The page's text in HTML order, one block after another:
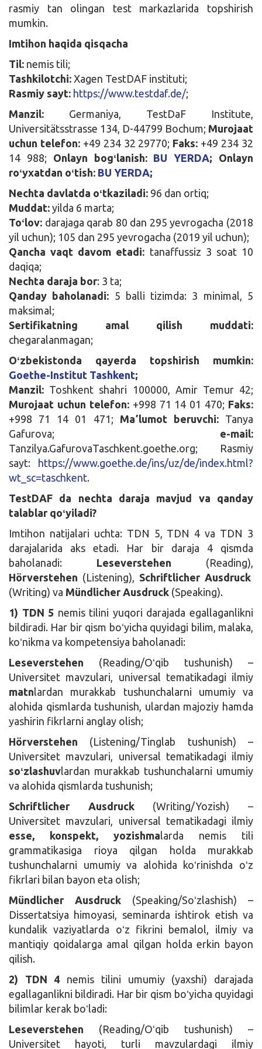
rasmiy tan olingan test markazlarida topshirish
mumkin.
Imtihon haqida qisqacha
Til: nemis tili;
Tashkilotchi: Xagen TestDAF instituti;
Rasmiy sayt: https://www.testdaf.de/;
Manzil: Germaniya, TestDaF Institute,
Universitätsstrasse 134, D-44799 Bochum; Murojaat
uchun telefon:+49 234 32 29770; Faks: +49 234 32
14 988; Onlayn bogʻlanish: BU YERDA; Onlayn
roʻyxatdan oʻtish: BU YERDA;
Nechta davlatda oʻtkaziladi: 96 dan ortiq;
Muddat: yilda 6 marta;
Toʻlov: darajaga qarab 80 dan 295 yevrogacha (2018
yil uchun); 105 dan 295 yevrogacha (2019 yil uchun);
Qancha vaqt davom etadi: tanaffussiz 3 soat 10
daqiqa;
Nechta daraja bor: 3 ta;
Qanday baholanadi: 5 balli tizimda: 3 minimal, 5
maksimal;
Sertifikatning amal qilish muddati:
chegaralanmagan;
Oʻzbekistonda qayerda topshirish mumkin:
Goethe-Institut Tashkent;
Manzil: Toshkent shahri 100000, Amir Temur 42;
Murojaat uchun telefon: +998 71 14 01 470; Faks:
+998 71 14 01 471; Maʼlumot beruvchi: Tanya
Gafurova; e-mail:
Tanzilya.GafurovaTaschkent.goethe.org; Rasmiy
sayt: https://www.goethe.de/ins/uz/de/index.html?
wt_sc=taschkent.
TestDAF da nechta daraja mavjud va qanday
talablar qoʻyiladi?
Imtihon natijalari uchta: TDN 5, TDN 4 va TDN 3
darajalarida aks etadi. Har bir daraja 4 qismda
baholanadi: Leseverstehen (Reading),
Hörverstehen (Listening),
Schriftlicher Ausdruck
(Writing) va Mündlicher Ausdruck (Speaking).
1) TDN 5 nemis tilini yuqori darajada egallaganlikni
bildiradi. Har bir qism boʻyicha quyidagi bilim, malaka,
koʻnikma va kompetensiya baholanadi:
Leseverstehen (Reading/Oʻqib tushunish) –
Universitet mavzulari, universal tematikadagi ilmiy
matnlardan murakkab tushunchalarni umumiy va
alohida qismlarda tushunish, ulardan majoziy hamda
yashirin fikrlarni anglay olish;
Hörverstehen (Listening/Tinglab tushunish) –
Universitet mavzulari, universal tematikadagi ilmiy
soʻzlashuvlardan murakkab tushunchalarni umumiy
va alohida qismlarda tushunish;
Schriftlicher Ausdruck (Writing/Yozish) –
Universitet mavzulari, universal tematikadagi ilmiy
esse, konspekt, yozishmalarda nemis tili
grammatikasiga rioya qilgan holda murakkab
tushunchalarni umumiy va alohida koʻrinishda oʻz
fikrlari bilan bayon eta olish;
Mündlicher Ausdruck (Speaking/Soʻzlashish) –
Dissertatsiya himoyasi, seminarda ishtirok etish va
kundalik vaziyatlarda oʻz fikrini bemalol, ilmiy va
mantiqiy qoidalarga amal qilgan holda erkin bayon
qilish.
2) TDN 4 nemis tilini umumiy (yaxshi) darajada
egallaganlikni bildiradi. Har bir qism boʻyicha quyidagi
bilimlar kerak boʻladi:
Leseverstehen (Reading/Oʻqib tushunish) –
Universitet hayoti, turli mavzulardagi ilmiy